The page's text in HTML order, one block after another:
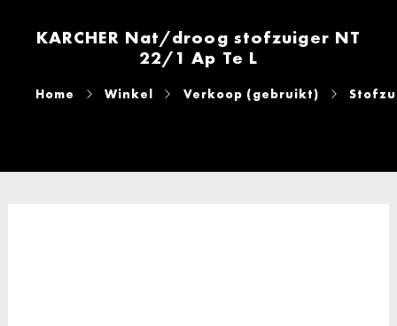
KARCHER Nat/droog stofzuiger NT
22/1 Ap Te L
Home Winkel Verkoop (gebruikt)